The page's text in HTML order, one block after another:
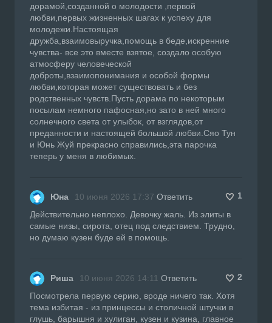
дорамой,созданной о молодости ,первой
любви,первых жизненных шагах к успеху для
молодежи.Настоящая
дружба,взаимовыручка,помощь в беде,искренние
чувства- все это вместе взятое, создало особую
атмосферу человеческой
доброты,взаимопонимания и особой формы
любви,которая может существовать и без
родственных чувств.Пусть дорама по некоторым
посылам немного пафосная,но зато в ней много
солнечного света от улыбок, от взглядов,от
преданности и настоящей большой любви.Сяо Тун
и Юнь Жуй прекрасно справились,эта парочка
теперь у меня в любимых.
Юна 10 июня 2026 17:37 Ответить
1
Действительно неплохо. Девочку жаль. Из элиты в
самые низы, сирота, отец под следствием. Трудно,
но думаю кузен буде ей в помощь.
Риша 10 июня 2026 14:11 Ответить
2
Посмотрела первую серию, вроде ничего так. Хотя
тема избитая - из принцессы и столичной штучки в
глушь, барышня и хулиган, кузен и кузина, главное